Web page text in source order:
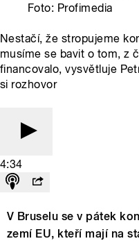
Foto: Profimedia
Nestačí, že stropujeme
musíme se bavit o tom, z
financovalo, vysvětluje
si rozhovor
4:34
V Bruselu se v pátek
zemí EU, kteří mají na